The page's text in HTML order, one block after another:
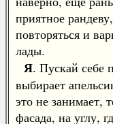
приятное
повторяться и
лады.
Я. Пускай себе
выбирает
это не занимает,
фасада, на углу,